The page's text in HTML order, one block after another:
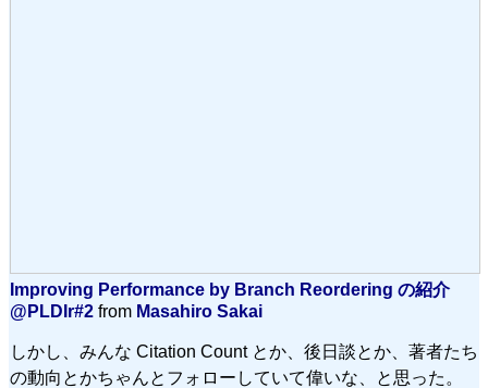
Improving Performance by Branch Reordering の紹介
@PLDIr#2 from Masahiro Sakai
しかし、みんな Citation Count とか、後日談とか、著者たち
の動向とかちゃんとフォローしていて偉いな、と思った。